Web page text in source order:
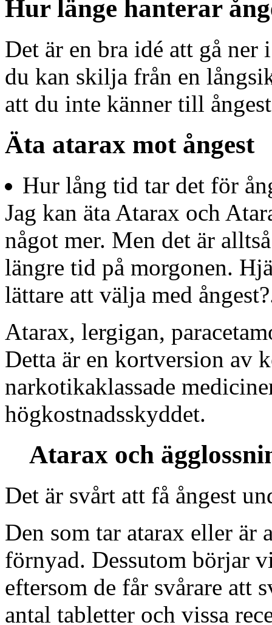
Hur länge hanterar
Det är en bra idé att gå
du kan skilja från en
att du inte känner till
Äta atarax mot ångest
Hur lång tid tar det för
Jag kan äta Atarax och
något mer. Men det är
längre tid på morgonen.
lättare att välja med
Atarax, lergigan,
Detta är en kortversion av
narkotikaklassade
högkostnadsskyddet.
Atarax och
Det är svårt att få ångest
Den som tar atarax eller är
förnyad. Dessutom börjar
eftersom de får svårare att
antal tabletter och vissa